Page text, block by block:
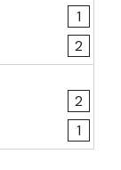
1
2
2
1